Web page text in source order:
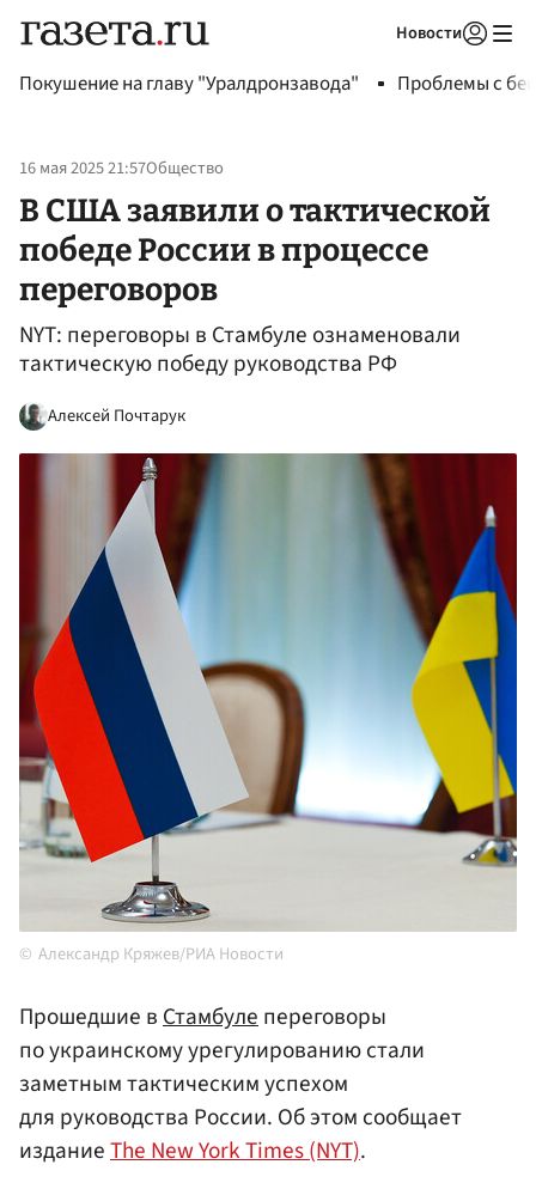
Новости
Покушение на главу "Уралдронзавода" Проблемы с
16 мая 2025 21:57Общество
В США заявили о тактической
победе России в процессе
переговоров
NYT: переговоры в Стамбуле ознаменовали
тактическую победу руководства РФ
Алексей Почтарук
Александр Кряжев/РИА Новости
Прошедшие вСтамбулепереговоры
по украинскому урегулированию стали
заметным тактическим успехом
для руководства России. Об этом сообщает
изданиеThe New York Times (NYT).